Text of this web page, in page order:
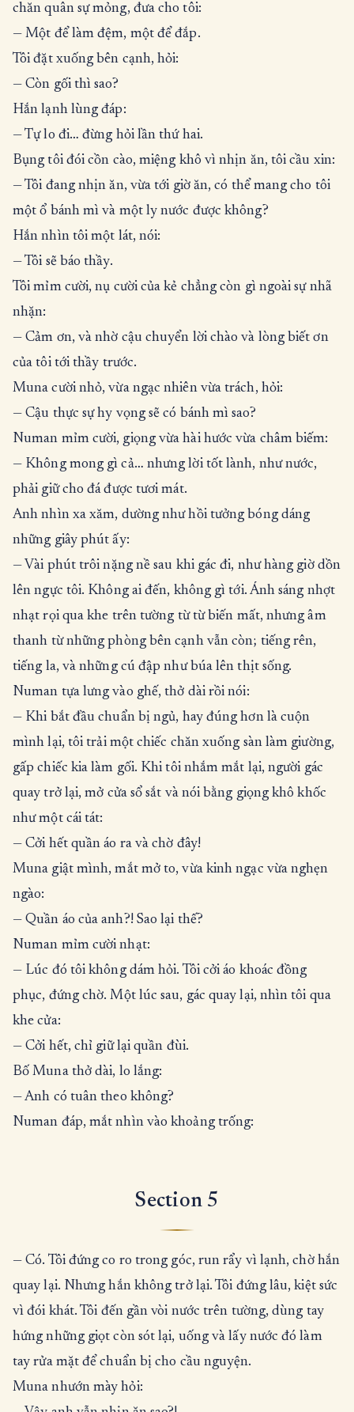
chăn quân sự mỏng, đưa cho tôi:
— Một để làm đệm, một để đắp.
Tôi đặt xuống bên cạnh, hỏi:
— Còn gối thì sao?
Hắn lạnh lùng đáp:
— Tự lo đi… đừng hỏi lần thứ hai.
Bụng tôi đói cồn cào, miệng khô vì nhịn ăn, tôi cầu xin:
— Tôi đang nhịn ăn, vừa tới giờ ăn, có thể mang cho tôi
một ổ bánh mì và một ly nước được không?
Hắn nhìn tôi một lát, nói:
— Tôi sẽ báo thầy.
Tôi mỉm cười, nụ cười của kẻ chẳng còn gì ngoài sự nhã
nhặn:
— Cảm ơn, và nhờ cậu chuyển lời chào và lòng biết ơn
của tôi tới thầy trước.
Muna cười nhỏ, vừa ngạc nhiên vừa trách, hỏi:
— Cậu thực sự hy vọng sẽ có bánh mì sao?
Numan mỉm cười, giọng vừa hài hước vừa châm biếm:
— Không mong gì cả… nhưng lời tốt lành, như nước,
phải giữ cho đá được tươi mát.
Anh nhìn xa xăm, dường như hồi tưởng bóng dáng
những giây phút ấy:
— Vài phút trôi nặng nề sau khi gác đi, như hàng giờ dồn
lên ngực tôi. Không ai đến, không gì tới. Ánh sáng nhợt
nhạt rọi qua khe trên tường từ từ biến mất, nhưng âm
thanh từ những phòng bên cạnh vẫn còn; tiếng rên,
tiếng la, và những cú đập như búa lên thịt sống.
Numan tựa lưng vào ghế, thở dài rồi nói:
— Khi bắt đầu chuẩn bị ngủ, hay đúng hơn là cuộn
mình lại, tôi trải một chiếc chăn xuống sàn làm giường,
gấp chiếc kia làm gối. Khi tôi nhắm mắt lại, người gác
quay trở lại, mở cửa sổ sắt và nói bằng giọng khô khốc
như một cái tát:
— Cởi hết quần áo ra và chờ đây!
Muna giật mình, mắt mở to, vừa kinh ngạc vừa nghẹn
ngào:
— Quần áo của anh?! Sao lại thế?
Numan mỉm cười nhạt:
— Lúc đó tôi không dám hỏi. Tôi cởi áo khoác đồng
phục, đứng chờ. Một lúc sau, gác quay lại, nhìn tôi qua
khe cửa:
— Cởi hết, chỉ giữ lại quần đùi.
Bố Muna thở dài, lo lắng:
— Anh có tuân theo không?
Numan đáp, mắt nhìn vào khoảng trống:
Section 5
— Có. Tôi đứng co ro trong góc, run rẩy vì lạnh, chờ hắn
quay lại. Nhưng hắn không trở lại. Tôi đứng lâu, kiệt sức
vì đói khát. Tôi đến gần vòi nước trên tường, dùng tay
hứng những giọt còn sót lại, uống và lấy nước đó làm
tay rửa mặt để chuẩn bị cho cầu nguyện.
Muna nhướn mày hỏi: